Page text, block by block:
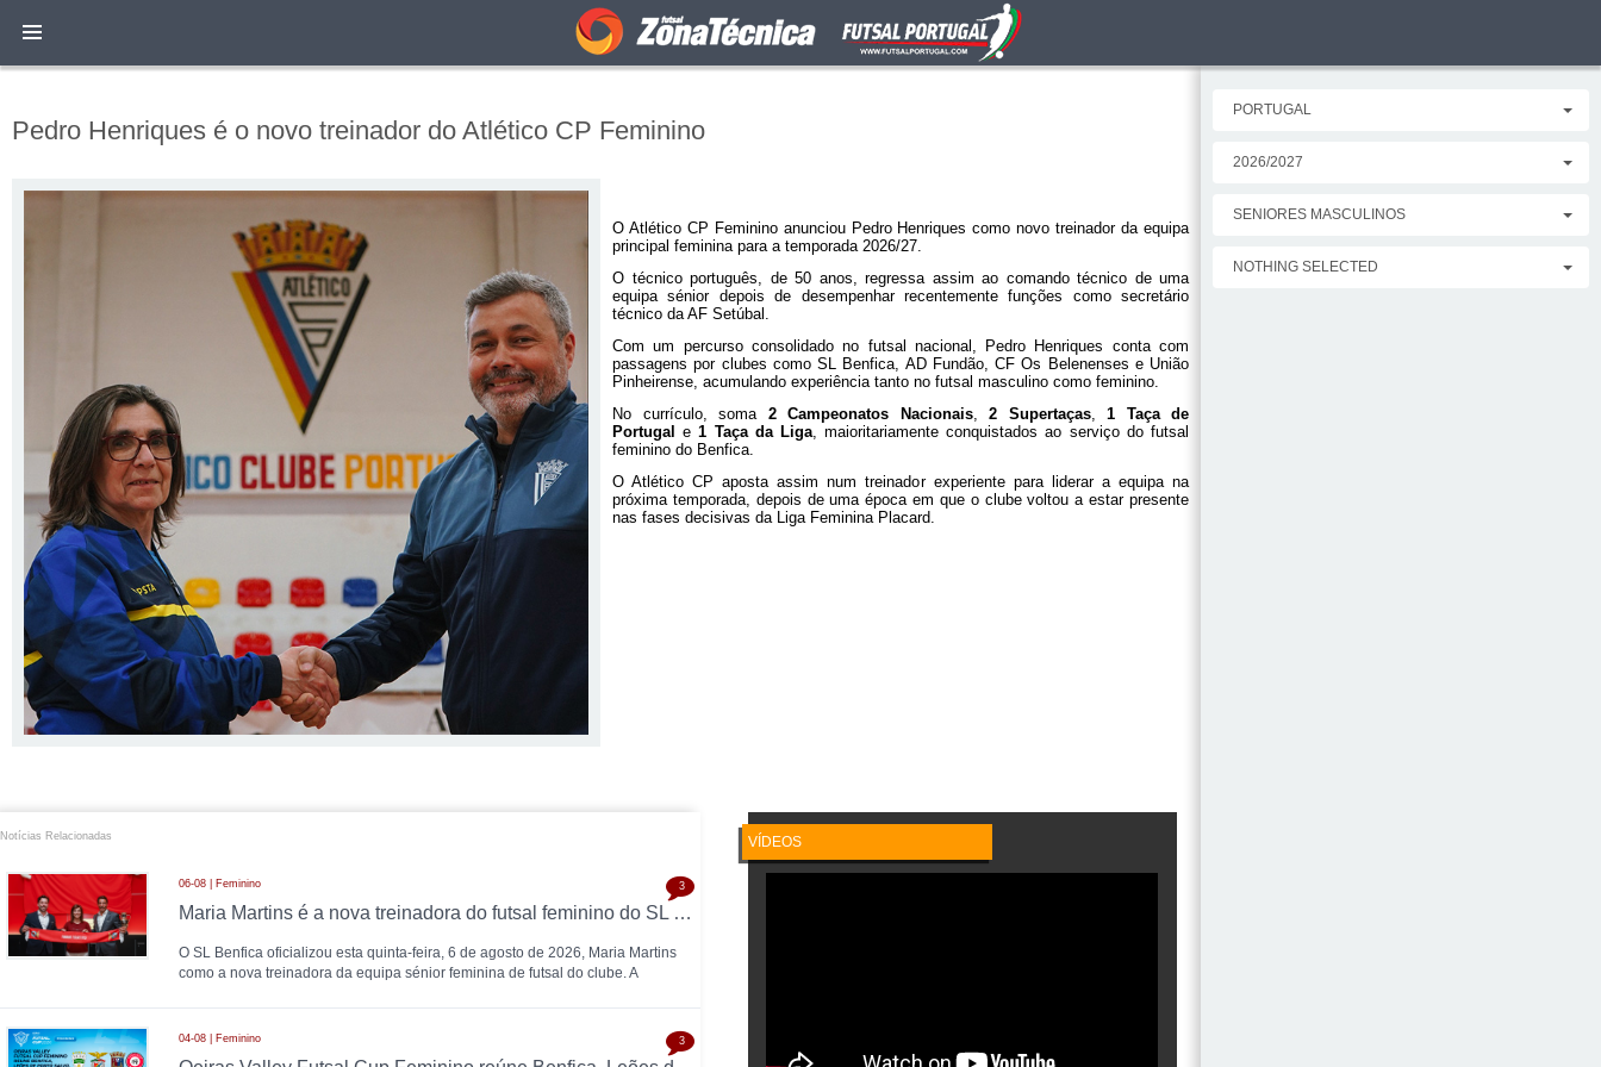
Pedro Henriques é o novo treinador do Atlético CP Feminino
O Atlético CP Feminino anunciou Pedro Henriques como novo treinador da equipa
principal feminina para a temporada 2026/27.
O técnico português, de 50 anos, regressa assim ao comando técnico de uma
equipa sénior depois de desempenhar recentemente funções como secretário
técnico da AF Setúbal.
Com um percurso consolidado no futsal nacional, Pedro Henriques conta com
passagens por clubes como SL Benfica, AD Fundão, CF Os Belenenses e União
Pinheirense, acumulando experiência tanto no futsal masculino como feminino.
No currículo, soma 2 Campeonatos Nacionais, 2 Supertaças, 1 Taça de
Portugal e1 Taça da Liga, maioritariamente conquistados ao serviço do futsal
feminino do Benfica.
O Atlético CP aposta assim num treinador experiente para liderar a equipa na
próxima temporada, depois de uma época em que o clube voltou a estar presente
nas fases decisivas da Liga Feminina Placard.
Notícias Relacionadas
06-08 | Feminino
Maria Martins é a nova treinadora do futsal feminino do SL Benfica: contrato válido até 2028 com as campeãs nacionais
O SL Benfica oficializou esta quinta-feira, 6 de agosto de 2026, Maria Martins
como a nova treinadora da equipa sénior feminina de futsal do clube. A
3
04-08 | Feminino 3
VÍDEOS
PORTUGAL
2026/2027
SENIORES MASCULINOS
NOTHING SELECTED